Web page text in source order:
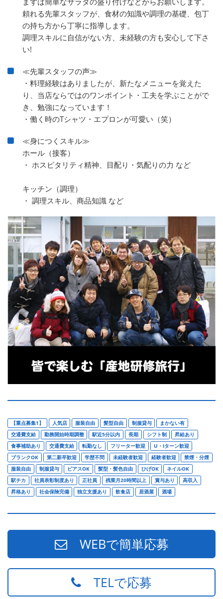
頼れる先輩スタッフが、食材の知識や調理の基礎、包丁
の持ち方から丁寧に指導します。
調理スキルに自信がない方、未経験の方も安心して下さ
い!
≪先輩スタッフの声≫
・料理経験はありましたが、新たなメニューを覚えた
り、当店ならではのワンポイント・工夫を学ぶことがで
き、勉強になっています！
・働く時のTシャツ・エプロンが可愛い（笑）
≪身につくスキル≫
ホール（接客）
・ ホスピタリティ精神、目配り・気配りの力 など
キッチン（調理）
・ 調理スキル、商品知識 など
【重点募集1】 人気店 服装自由 髪型自由 制服貸与
まかない有
交通費支給
勤務開始時期調整 駅近5分以内 長期 シフト制
昇給あり
食事補助あり
交通費支給 転勤なし フリーター歓迎
U・Iターン歓迎
ブランクOK
第二新卒歓迎 学歴不問 未経験者歓迎 経験者歓迎
禁煙・分煙
服装自由
制服貸与 ピアスOK 髪型・髪色自由 ひげOK
ネイルOK
駅チカ
社員表彰制度あり 正社員 残業月20時間以上 賞与あり
高収入
昇格あり
社会保険完備 独立支援あり 飲食店 居酒屋 酒場
WEBで簡単応募
TELで応募